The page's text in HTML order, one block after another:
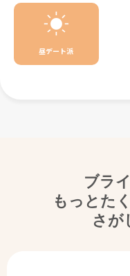
昼デート派
ブラ
もっとた
さが